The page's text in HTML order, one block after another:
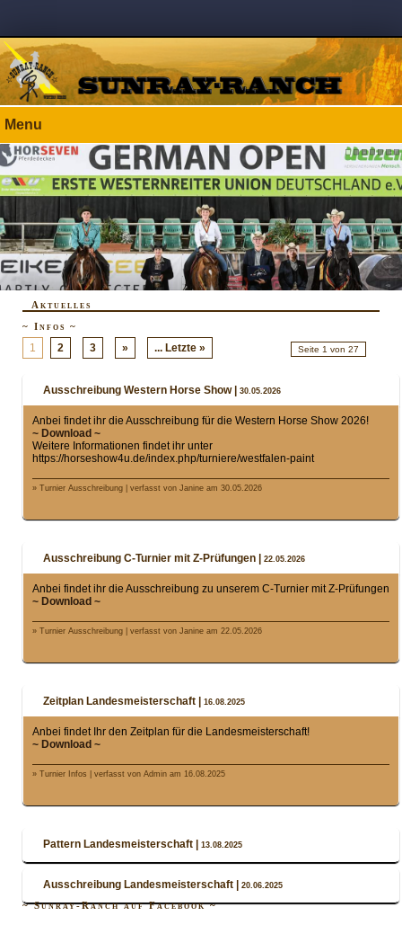
Menu
Aktuelles
~ Infos ~
Seite 1 von 27
1 2 3 » ... Letzte »
Ausschreibung Western Horse Show | 30.05.2026
Anbei findet ihr die Ausschreibung für die Western Horse Show 2026!
~ Download ~
Weitere Informationen findet ihr unter
https://horseshow4u.de/index.php/turniere/westfalen-paint
» Turnier Ausschreibung | verfasst von Janine am 30.05.2026
Ausschreibung C-Turnier mit Z-Prüfungen | 22.05.2026
Anbei findet ihr die Ausschreibung zu unserem C-Turnier mit Z-Prüfungen
~ Download ~
» Turnier Ausschreibung | verfasst von Janine am 22.05.2026
Zeitplan Landesmeisterschaft | 16.08.2025
Anbei findet Ihr den Zeitplan für die Landesmeisterschaft!
~ Download ~
» Turnier Infos | verfasst von Admin am 16.08.2025
Pattern Landesmeisterschaft | 13.08.2025
Ausschreibung Landesmeisterschaft | 20.06.2025
~ Sunray-Ranch auf Facebook ~